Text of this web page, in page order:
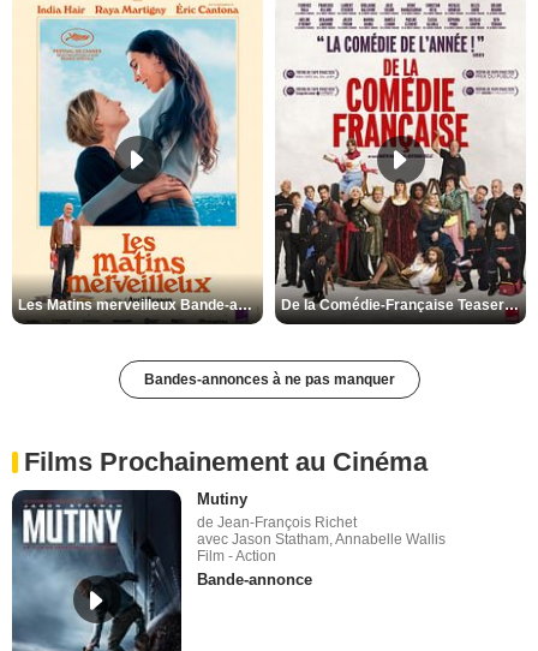
Les Matins merveilleux Bande-annonce VF De la Comédie-Française Teaser VF
Bandes-annonces à ne pas manquer
Films Prochainement au Cinéma
Mutiny
de Jean-François Richet
avec Jason Statham, Annabelle Wallis
Film - Action
Bande-annonce